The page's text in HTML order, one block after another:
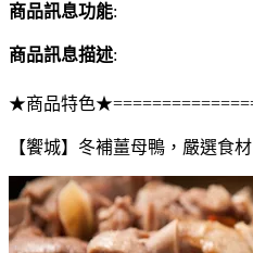
商品訊息功能:
商品訊息描述:
★商品特色
【饗城】冬補薑母鴨，嚴選食